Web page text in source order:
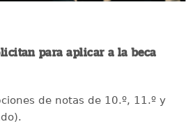
para aplicar a la beca
de notas de 10.º, 11.º y